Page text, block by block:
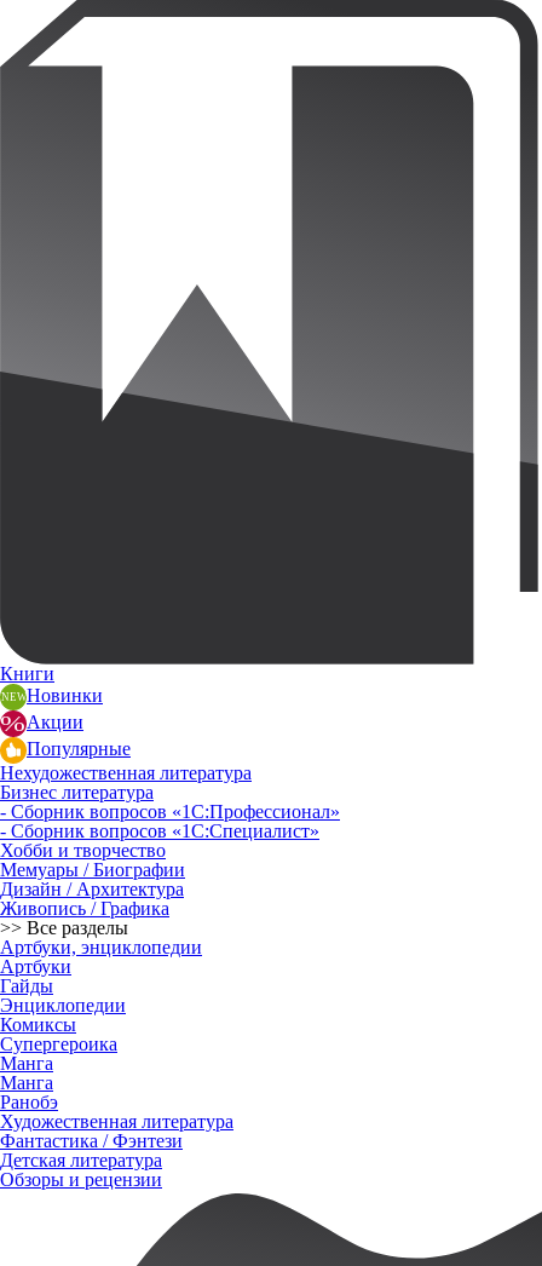
Книги
Новинки
Акции
Популярные
Нехудожественная литература
Бизнес литература
- Сборник вопросов «1С:Профессионал»
- Сборник вопросов «1С:Специалист»
Хобби и творчество
Мемуары / Биографии
Дизайн / Архитектура
Живопись / Графика
>> Все разделы
Артбуки, энциклопедии
Артбуки
Гайды
Энциклопедии
Комиксы
Супергероика
Манга
Манга
Ранобэ
Художественная литература
Фантастика / Фэнтези
Детская литература
Обзоры и рецензии